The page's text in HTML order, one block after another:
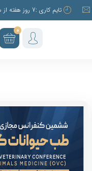
تایم کاری :7 روز هفته از ساعت 10 الی 22
0